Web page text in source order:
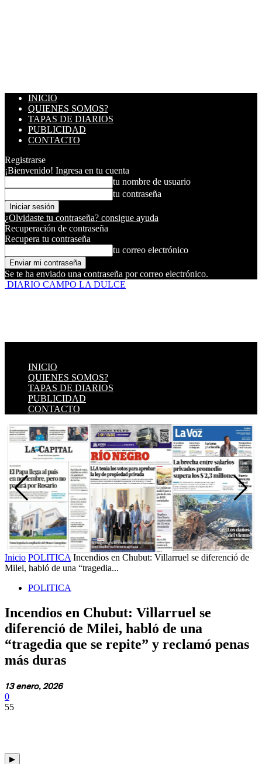
INICIO
QUIENES SOMOS?
TAPAS DE DIARIOS
PUBLICIDAD
CONTACTO
Registrarse
¡Bienvenido! Ingresa en tu cuenta
tu nombre de usuario
tu contraseña
¿Olvidaste tu contraseña? consigue ayuda
Recuperación de contraseña
Recupera tu contraseña
tu correo electrónico
Se te ha enviado una contraseña por correo electrónico.
DIARIO CAMPO LA DULCE
INICIO
QUIENES SOMOS?
TAPAS DE DIARIOS
PUBLICIDAD
CONTACTO
Inicio POLITICA Incendios en Chubut: Villarruel se diferenció de
Milei, habló de una “tragedia...
POLITICA
Incendios en Chubut: Villarruel se
diferenció de Milei, habló de una
“tragedia que se repite” y reclamó penas
más duras
13 enero, 2026
0
55
▶